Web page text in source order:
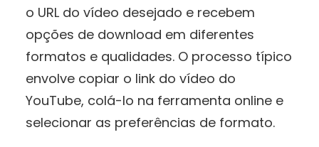
o URL do vídeo desejado e recebem
opções de download em diferentes
formatos e qualidades. O processo típico
envolve copiar o link do vídeo do
YouTube, colá-lo na ferramenta online e
selecionar as preferências de formato.